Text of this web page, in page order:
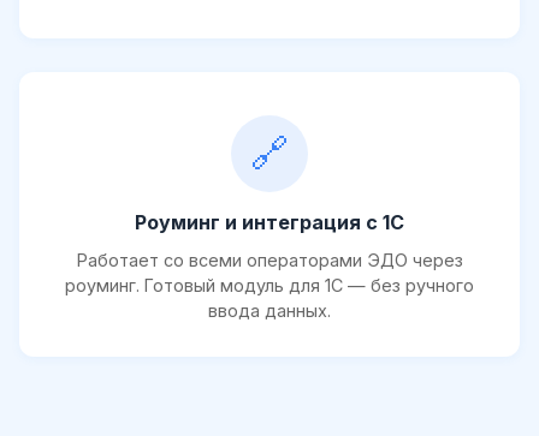
🔗
Роуминг и интеграция с 1С
Работает со всеми операторами ЭДО через
роуминг. Готовый модуль для 1С — без ручного
ввода данных.